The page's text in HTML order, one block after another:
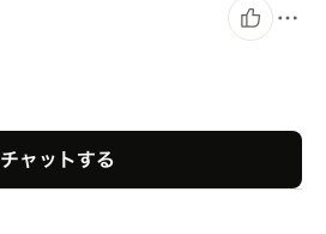
チャットする